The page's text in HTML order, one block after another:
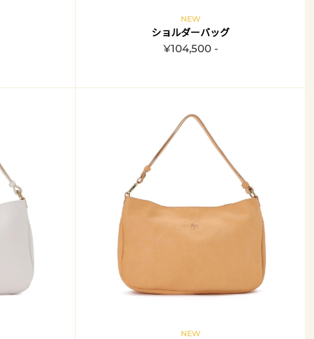
NEW
ショルダーバッグ
¥104,500 -
NEW